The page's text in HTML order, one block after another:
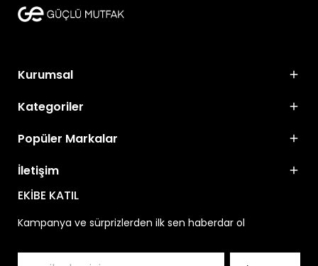
Kurumsal
Kategoriler
Popüler Markalar
İletişim
EKİBE KATIL
Kampanya ve sürprizlerden ilk sen haberdar ol